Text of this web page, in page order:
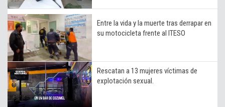
Entre la vida y la muerte tras derrapar en
su motocicleta frente al ITESO
Rescatan a 13 mujeres víctimas de
explotación sexual.